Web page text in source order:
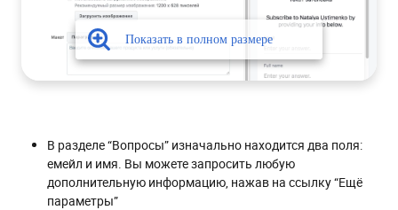
В разделе “Вопросы” изначально находится два поля:
емейл и имя. Вы можете запросить любую
дополнительную информацию, нажав на ссылку “Ещё
параметры”